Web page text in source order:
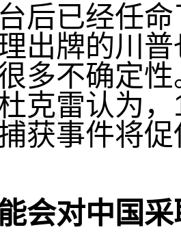
后已经任
出牌的川
多不确定
克雷认为
获事件将
会对中国